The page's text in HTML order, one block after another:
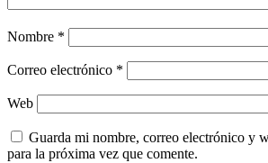
Nombre *
Correo electrónico *
Web
Guarda mi nombre, correo electrónico y
para la próxima vez que comente.